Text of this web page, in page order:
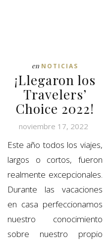
en NOTICIAS
¡Llegaron los
Travelers’
Choice 2022!
noviembre 17, 2022
Este año todos los viajes,
largos o cortos, fueron
realmente excepcionales.
Durante las vacaciones
en casa perfeccionamos
nuestro conocimiento
sobre nuestro propio